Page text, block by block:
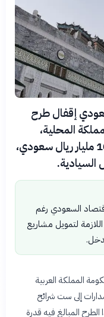
إقفال طرح
المملكة المحلية،
بحجم تخصيص إجمالي بلغ 10.576 مليار ريال سعودي،
السيادية.
السعودي رغم
لتمويل مشاريع
المملكة العربية
إلى ست شرائح
ويعكس هذا الطرح المبالغ فيه قدرة